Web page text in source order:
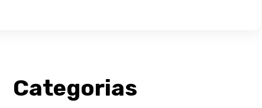
Categorias